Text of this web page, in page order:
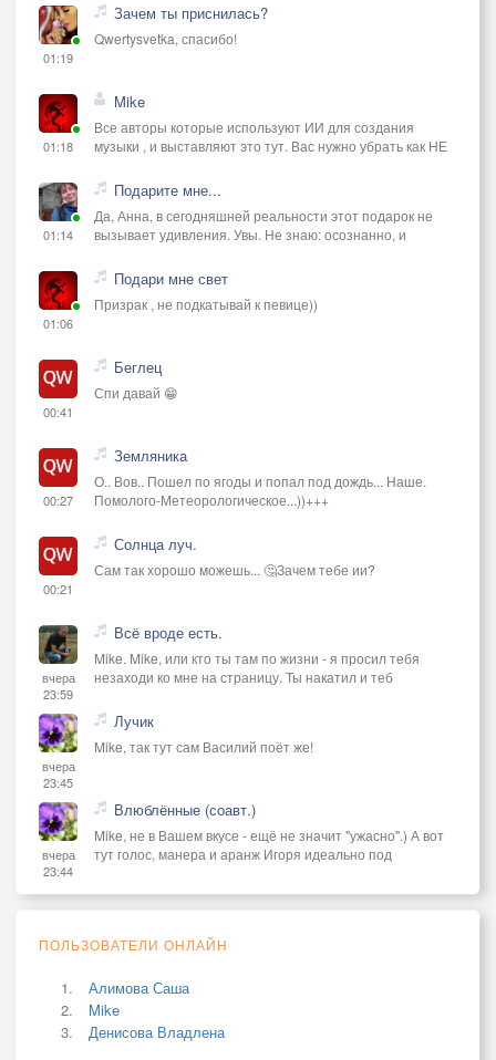
01:19
Зачем ты приснилась?
Qwertysvetka, спасибо!
01:18
Mike
Все авторы которые используют ИИ для создания
музыки , и выставляют это тут. Вас нужно убрать как НЕ
01:14
Подарите мне...
Да, Анна, в сегодняшней реальности этот подарок не
вызывает удивления. Увы. Не знаю: осознанно, и
01:06
Подари мне свет
Призрак , не подкатывай к певице))
00:41
Беглец
Спи давай 😁
00:27
Земляника
О.. Вов.. Пошел по ягоды и попал под дождь... Наше.
Помолого-Метеорологическое...))+++
00:21
Солнца луч.
Сам так хорошо можешь... 🤔Зачем тебе ии?
вчера
23:59
Всё вроде есть.
Mike. Mike, или кто ты там по жизни - я просил тебя
незаходи ко мне на страницу. Ты накатил и теб
вчера
23:45
Лучик
Mike, так тут сам Василий поёт же!
вчера
23:44
Влюблённые (соавт.)
Mike, не в Вашем вкусе - ещё не значит "ужасно".) А вот
тут голос, манера и аранж Игоря идеально под
ПОЛЬЗОВАТЕЛИ ОНЛАЙН
Алимова Саша
Mike
Денисова Владлена